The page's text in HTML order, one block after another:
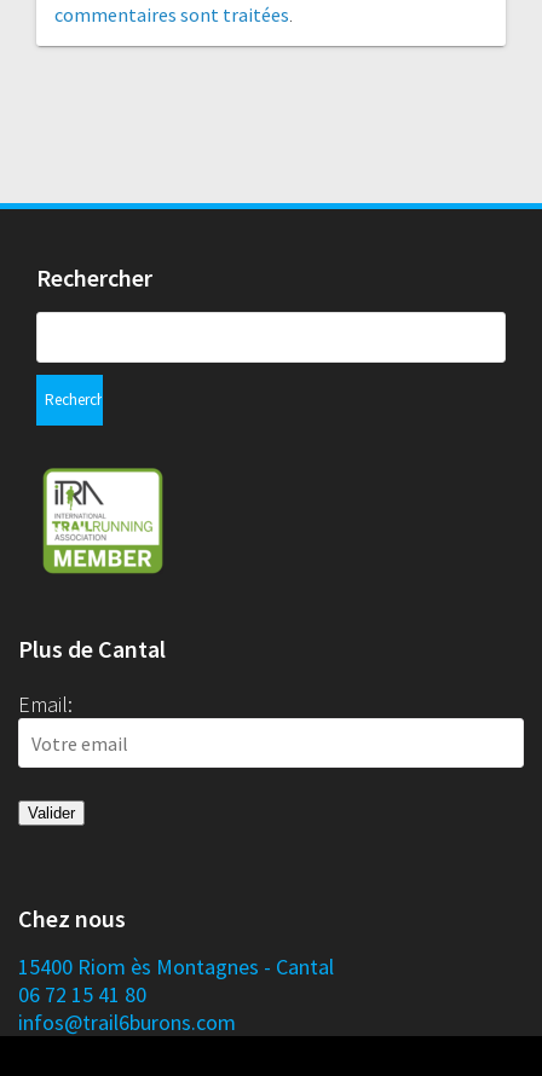
commentaires sont traitées
Rechercher
Plus de Cantal
Email:
Chez nous
15400 Riom ès Montagnes - Cantal
06 72 15 41 80
infos@trail6burons.com